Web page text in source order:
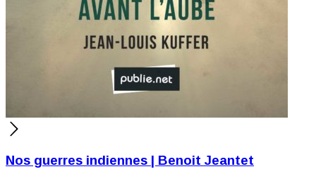
Nos guerres indiennes | Benoit Jeantet